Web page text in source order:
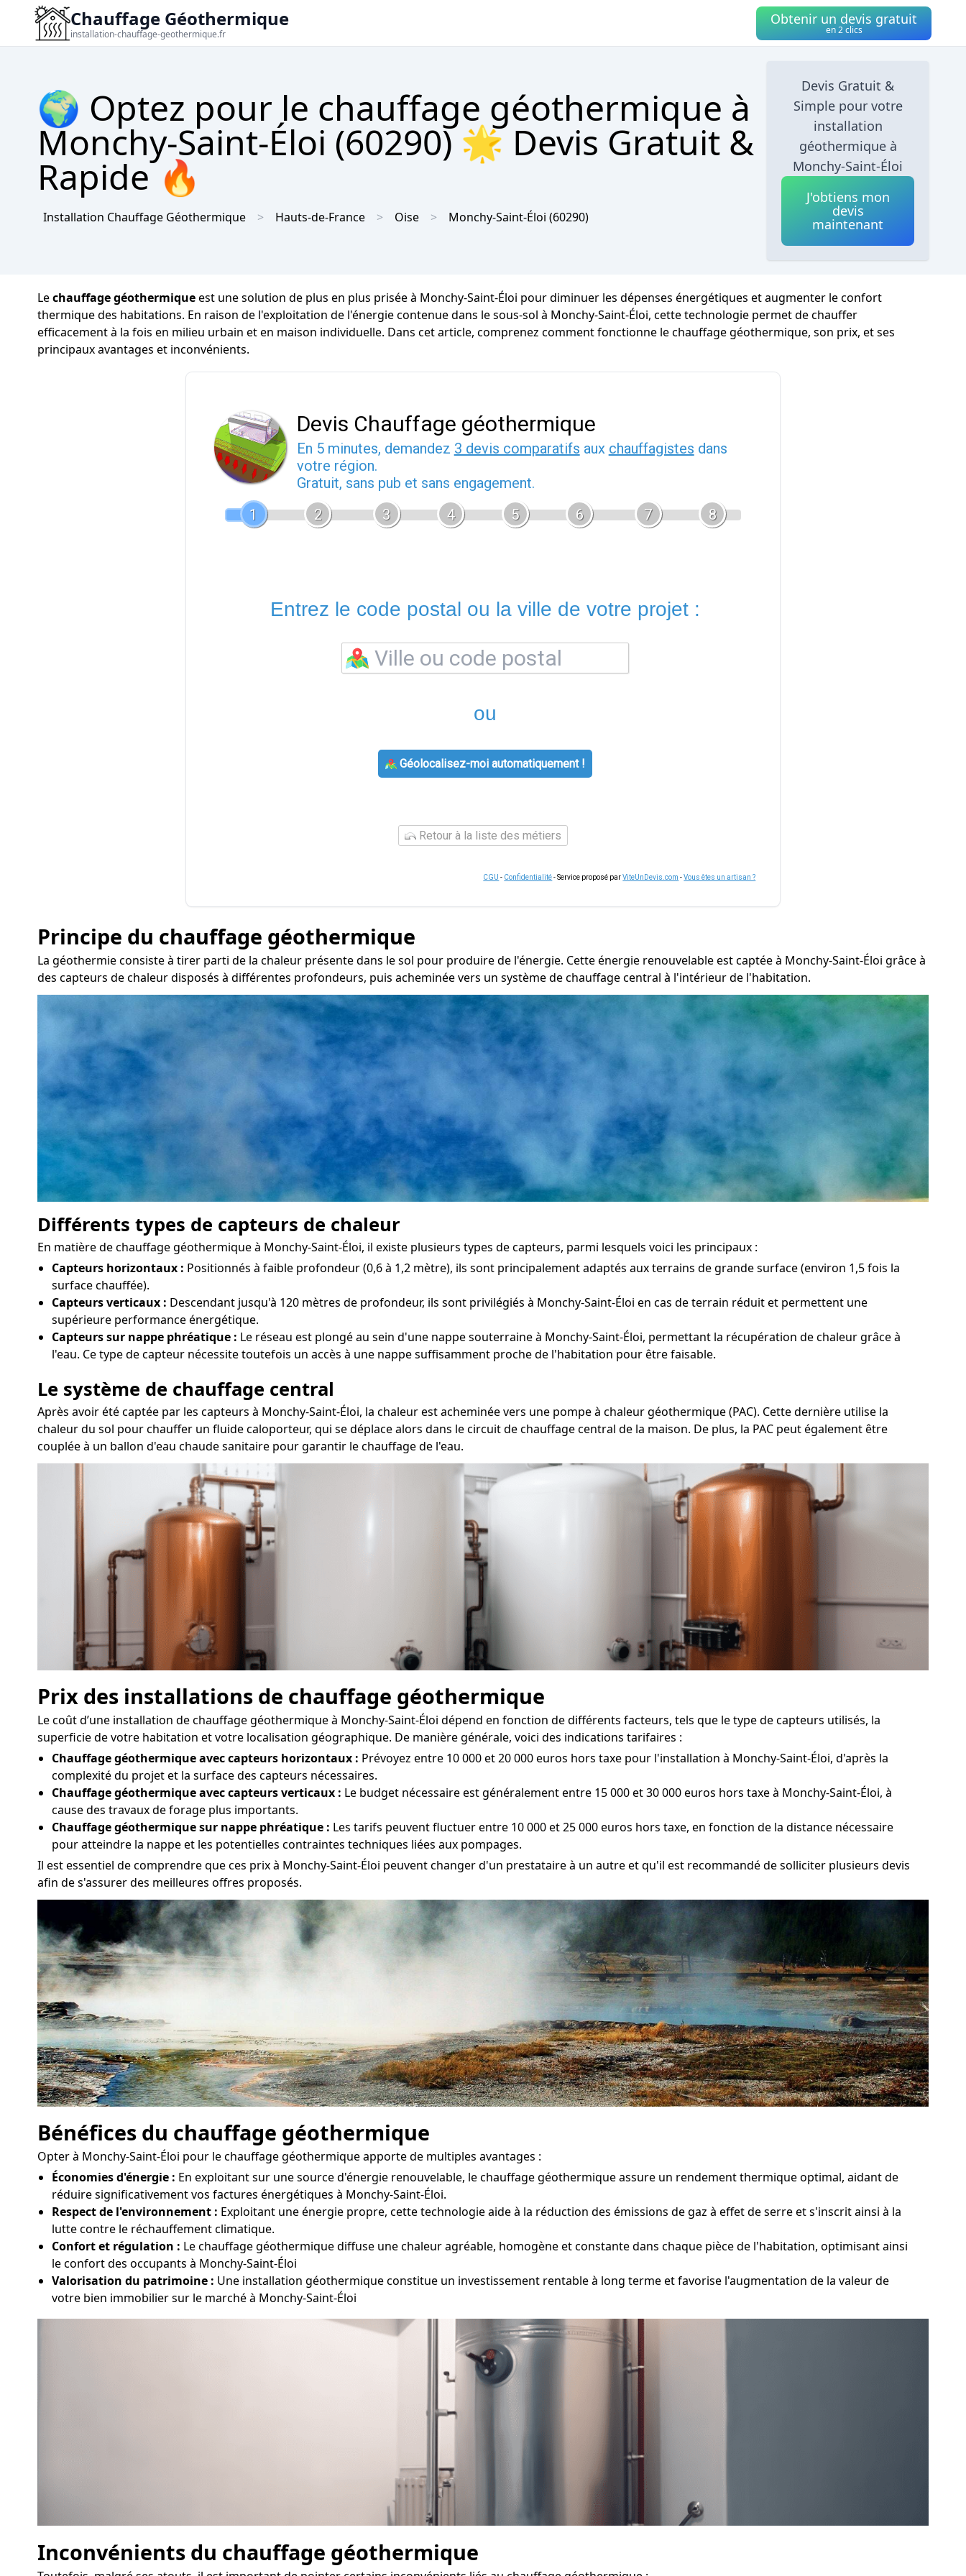
Chauffage Géothermique
installation-chauffage-geothermique.fr
Obtenir un devis gratuit
en 2 clics
🌍 Optez pour le chauffage géothermique à
Monchy-Saint-Éloi (60290) 🌟 Devis Gratuit &
Rapide 🔥
Installation Chauffage Géothermique Hauts-de-France Oise Monchy-Saint-Éloi (60290)
Devis Gratuit &
Simple pour votre
installation
géothermique à
Monchy-Saint-Éloi
J'obtiens mon
devis
maintenant
Lechauffage géothermiqueest une solution de plus en plus prisée à Monchy-Saint-Éloi pour diminuer les dépenses énergétiques et augmenter le confort
thermique des habitations. En raison de l'exploitation de l'énergie contenue dans le sous-sol à Monchy-Saint-Éloi, cette technologie permet de chauffer
efficacement à la fois en milieu urbain et en maison individuelle. Dans cet article, comprenez comment fonctionne le chauffage géothermique, son prix, et ses
principaux avantages et inconvénients.
Devis Chauffage géothermique
En 5 minutes, demandez 3 devis comparatifs aux chauffagistes dans
votre région.
Gratuit, sans pub et sans engagement.
1
2 3 4 5 6 7 8
Entrez le code postal ou la ville de votre projet :
ou
Géolocalisez-moi automatiquement !
Retour à la liste des métiers
CGU - Confidentialité- Service proposé parViteUnDevis.com -Vous êtes un artisan ?
Principe du chauffage géothermique
La géothermie consiste à tirer parti de la chaleur présente dans le sol pour produire de l'énergie. Cette énergie renouvelable est captée à Monchy-Saint-Éloi grâce à
des capteurs de chaleur disposés à différentes profondeurs, puis acheminée vers un système de chauffage central à l'intérieur de l'habitation.
Différents types de capteurs de chaleur
En matière de chauffage géothermique à Monchy-Saint-Éloi, il existe plusieurs types de capteurs, parmi lesquels voici les principaux :
Capteurs horizontaux : Positionnés à faible profondeur (0,6 à 1,2 mètre), ils sont principalement adaptés aux terrains de grande surface (environ 1,5 fois la
surface chauffée).
Capteurs verticaux : Descendant jusqu'à 120 mètres de profondeur, ils sont privilégiés à Monchy-Saint-Éloi en cas de terrain réduit et permettent une
supérieure performance énergétique.
Capteurs sur nappe phréatique : Le réseau est plongé au sein d'une nappe souterraine à Monchy-Saint-Éloi, permettant la récupération de chaleur grâce à
l'eau. Ce type de capteur nécessite toutefois un accès à une nappe suffisamment proche de l'habitation pour être faisable.
Le système de chauffage central
Après avoir été captée par les capteurs à Monchy-Saint-Éloi, la chaleur est acheminée vers une pompe à chaleur géothermique (PAC). Cette dernière utilise la
chaleur du sol pour chauffer un fluide caloporteur, qui se déplace alors dans le circuit de chauffage central de la maison. De plus, la PAC peut également être
couplée à un ballon d'eau chaude sanitaire pour garantir le chauffage de l'eau.
Prix des installations de chauffage géothermique
Le coût d’une installation de chauffage géothermique à Monchy-Saint-Éloi dépend en fonction de différents facteurs, tels que le type de capteurs utilisés, la
superficie de votre habitation et votre localisation géographique. De manière générale, voici des indications tarifaires :
Chauffage géothermique avec capteurs horizontaux : Prévoyez entre 10 000 et 20 000 euros hors taxe pour l'installation à Monchy-Saint-Éloi, d'après la
complexité du projet et la surface des capteurs nécessaires.
Chauffage géothermique avec capteurs verticaux : Le budget nécessaire est généralement entre 15 000 et 30 000 euros hors taxe à Monchy-Saint-Éloi, à
cause des travaux de forage plus importants.
Chauffage géothermique sur nappe phréatique : Les tarifs peuvent fluctuer entre 10 000 et 25 000 euros hors taxe, en fonction de la distance nécessaire
pour atteindre la nappe et les potentielles contraintes techniques liées aux pompages.
Il est essentiel de comprendre que ces prix à Monchy-Saint-Éloi peuvent changer d'un prestataire à un autre et qu'il est recommandé de solliciter plusieurs devis
afin de s'assurer des meilleures offres proposés.
Bénéfices du chauffage géothermique
Opter à Monchy-Saint-Éloi pour le chauffage géothermique apporte de multiples avantages :
Économies d'énergie : En exploitant sur une source d'énergie renouvelable, le chauffage géothermique assure un rendement thermique optimal, aidant de
réduire significativement vos factures énergétiques à Monchy-Saint-Éloi.
Respect de l'environnement : Exploitant une énergie propre, cette technologie aide à la réduction des émissions de gaz à effet de serre et s'inscrit ainsi à la
lutte contre le réchauffement climatique.
Confort et régulation : Le chauffage géothermique diffuse une chaleur agréable, homogène et constante dans chaque pièce de l'habitation, optimisant ainsi
le confort des occupants à Monchy-Saint-Éloi
Valorisation du patrimoine : Une installation géothermique constitue un investissement rentable à long terme et favorise l'augmentation de la valeur de
votre bien immobilier sur le marché à Monchy-Saint-Éloi
Inconvénients du chauffage géothermique